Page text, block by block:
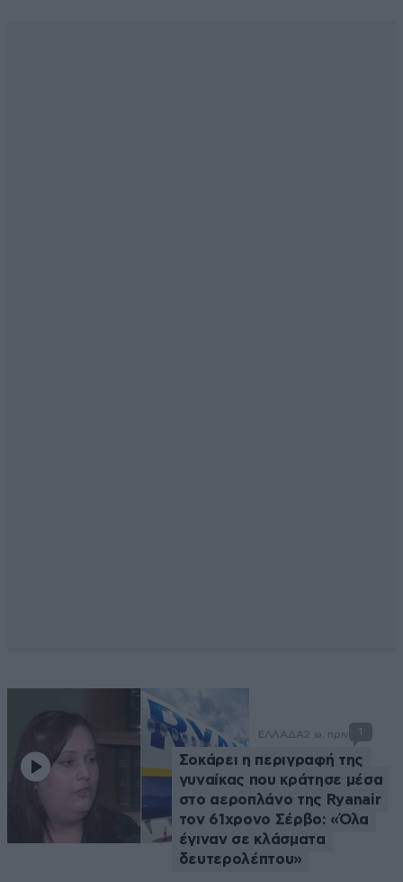
ΕΛΛΑΔΑ2 ω. πριν 1
Σοκάρει η περιγραφή της
γυναίκας που κράτησε μέσα
στο αεροπλάνο της Ryanair
τον 61χρονο Σέρβο: «Όλα
έγιναν σε κλάσματα
δευτερολέπτου»